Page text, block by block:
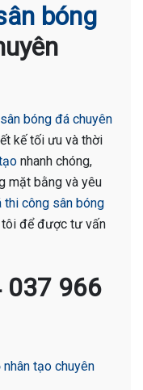
bóng
bóng đá chuyên
kế tối ưu và thời
nhanh chóng,
mặt bằng và yêu
thi công sân bóng
tôi để được tư vấn
037 966
tạo chuyên